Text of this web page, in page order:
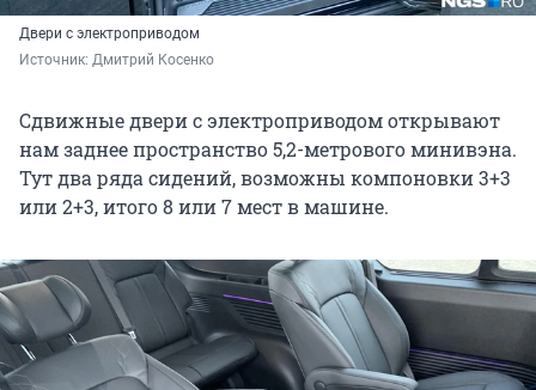
Двери с электроприводом
Источник: Дмитрий Косенко
Сдвижные двери с электроприводом открывают
нам заднее пространство 5,2-метрового минивэна.
Тут два ряда сидений, возможны компоновки 3+3
или 2+3, итого 8 или 7 мест в машине.